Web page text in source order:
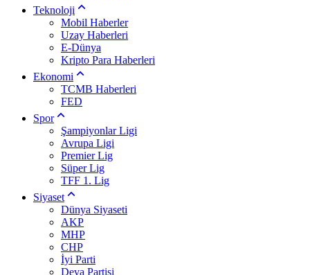
Teknoloji
Mobil Haberler
Uzay Haberleri
E-Dünya
Kripto Para Haberleri
Ekonomi
TCMB Haberleri
FED
Spor
Şampiyonlar Ligi
Avrupa Ligi
Premier Lig
Süper Lig
TFF 1. Lig
Siyaset
Dünya Siyaseti
AKP
MHP
CHP
İyi Parti
Deva Partisi